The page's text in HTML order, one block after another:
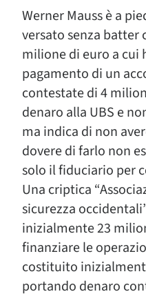
Werner Mauss è a
versato senza batter
milione di euro a cui
pagamento di un
contestate di 4
denaro alla UBS e
ma indica di non
dovere di farlo non
solo il fiduciario per
Una criptica
sicurezza
inizialmente 23
finanziare le
costituito
portando denaro